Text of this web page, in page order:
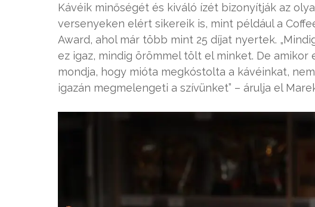
Kávéik minőségét és kiváló ízét bizonyítják az
versenyeken elért sikereik is, mint például a
Award, ahol már több mint 25 díjat nyertek.
ez igaz, mindig örömmel tölt el minket. De
mondja, hogy mióta megkóstolta a kávéinkat,
igazán megmelengeti a szívünket” – árulja el